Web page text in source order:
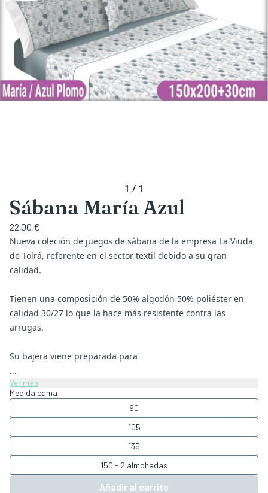
1 / 1
Sábana María Azul
22,00 €
Nueva coleción de juegos de sábana de la empresa La Viuda
de Tolrá, referente en el sector textil debido a su gran
calidad.
Tienen una composición de 50% algodón 50% poliéster en
calidad 30/27 lo que la hace más resistente contra las
arrugas.
Su bajera viene preparada para
...
Ver más
Medida cama:
90
105
135
150 - 2 almohadas
Añadir al carrito